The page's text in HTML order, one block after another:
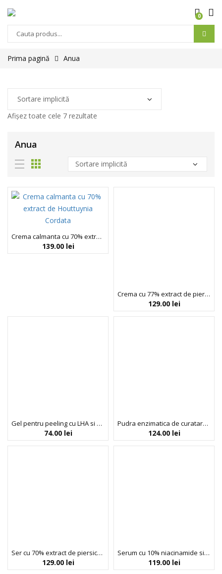
0
Prima pagină Anua
Afișez toate cele 7 rezultate
Anua
Crema calmanta cu 70% extract de Houttuynia Cordata, Anua, 50 ml
139.00 lei
Crema cu 77% extract de piersica si niacinamide, Anua, 50 ml
129.00 lei
Gel pentru peeling cu LHA si Houttuynia Cordata, Anua, 120 ml
74.00 lei
Pudra enzimatica de curatare cu orez, Anua, 40 g
124.00 lei
Ser cu 70% extract de piersica si niacinamide, Anua, 30 ml
129.00 lei
Serum cu 10% niacinamide si 4% acid tranexamic, Anua, 30 ml
119.00 lei